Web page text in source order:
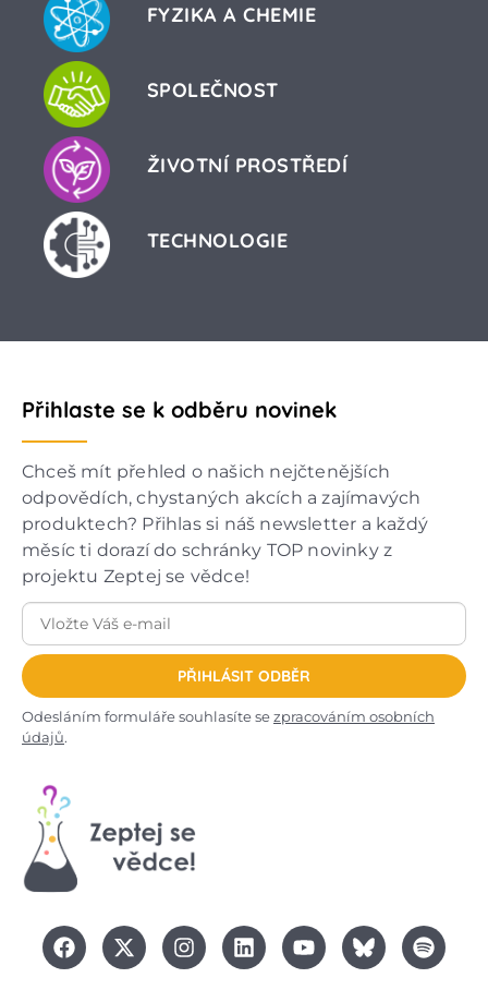
FYZIKA A CHEMIE
SPOLEČNOST
ŽIVOTNÍ PROSTŘEDÍ
TECHNOLOGIE
Přihlaste se k odběru novinek
Chceš mít přehled o našich nejčtenějších
odpovědích, chystaných akcích a zajímavých
produktech? Přihlas si náš newsletter a každý
měsíc ti dorazí do schránky TOP novinky z
projektu Zeptej se vědce!
PŘIHLÁSIT ODBĚR
Odesláním formuláře souhlasíte sezpracováním osobních
údajů.